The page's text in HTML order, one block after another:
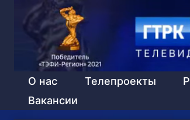
О нас Телепроекты
Вакансии